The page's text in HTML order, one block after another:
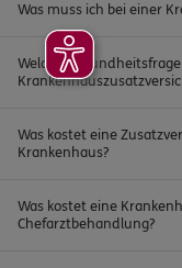
Was muss ich bei einer
Welche
Was kostet eine
Krankenhaus?
Was kostet eine
Chefarztbehandlung?